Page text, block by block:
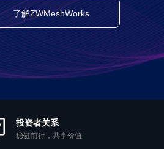
了解ZWMeshWorks
投资者关系
稳健前行，共享价值